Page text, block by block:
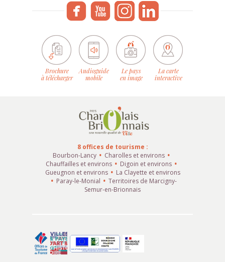
Brochure
à télécharger
Audioguide
mobile
Le pays
en image
La carte
interactive
8 offices de tourisme :
Bourbon-Lancy
Charolles et environs
Chauffailles et environs
Digoin et environs
Gueugnon et environs
La Clayette et environs
Paray-le-Monial
Territoires de Marcigny-
Semur-en-Brionnais